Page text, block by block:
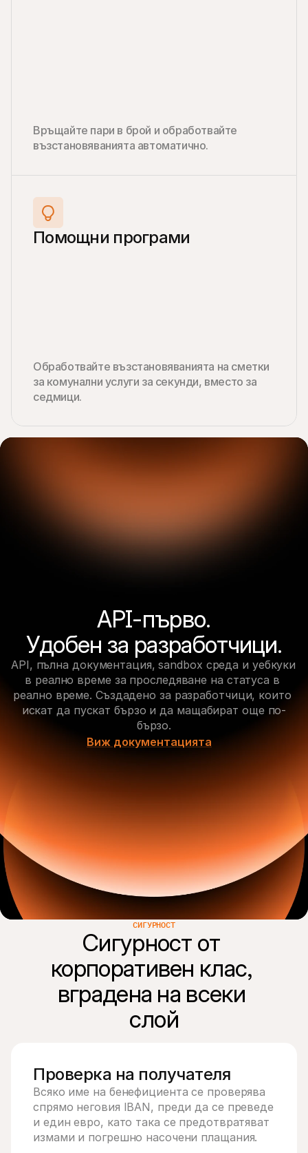
Връщайте пари в брой и обработвайте
възстановяванията автоматично.
Помощни програми
Обработвайте възстановяванията на сметки
за комунални услуги за секунди, вместо за
седмици.
API-първо.
Удобен за разработчици.
API, пълна документация, sandbox среда и уебкуки
в реално време за проследяване на статуса в
реално време. Създадено за разработчици, които
искат да пускат бързо и да мащабират още по-
бързо.
Виж документацията
СИГУРНОСТ
Сигурност от
корпоративен клас,
вградена на всеки
Проверка на получателя
Всяко име на бенефициента се проверява
спрямо неговия IBAN, преди да се преведе
и един евро, като така се предотвратяват
измами и погрешно насочени плащания.